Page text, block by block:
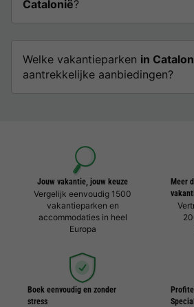
Catalonië?
Welke vakantieparken in
aantrekkelijke aanbiedingen?
Jouw vakantie, jouw keuze
Vergelijk eenvoudig 1500
vakantieparken en
accommodaties in heel
Europa
Meer
Boek eenvoudig en zonder
stress